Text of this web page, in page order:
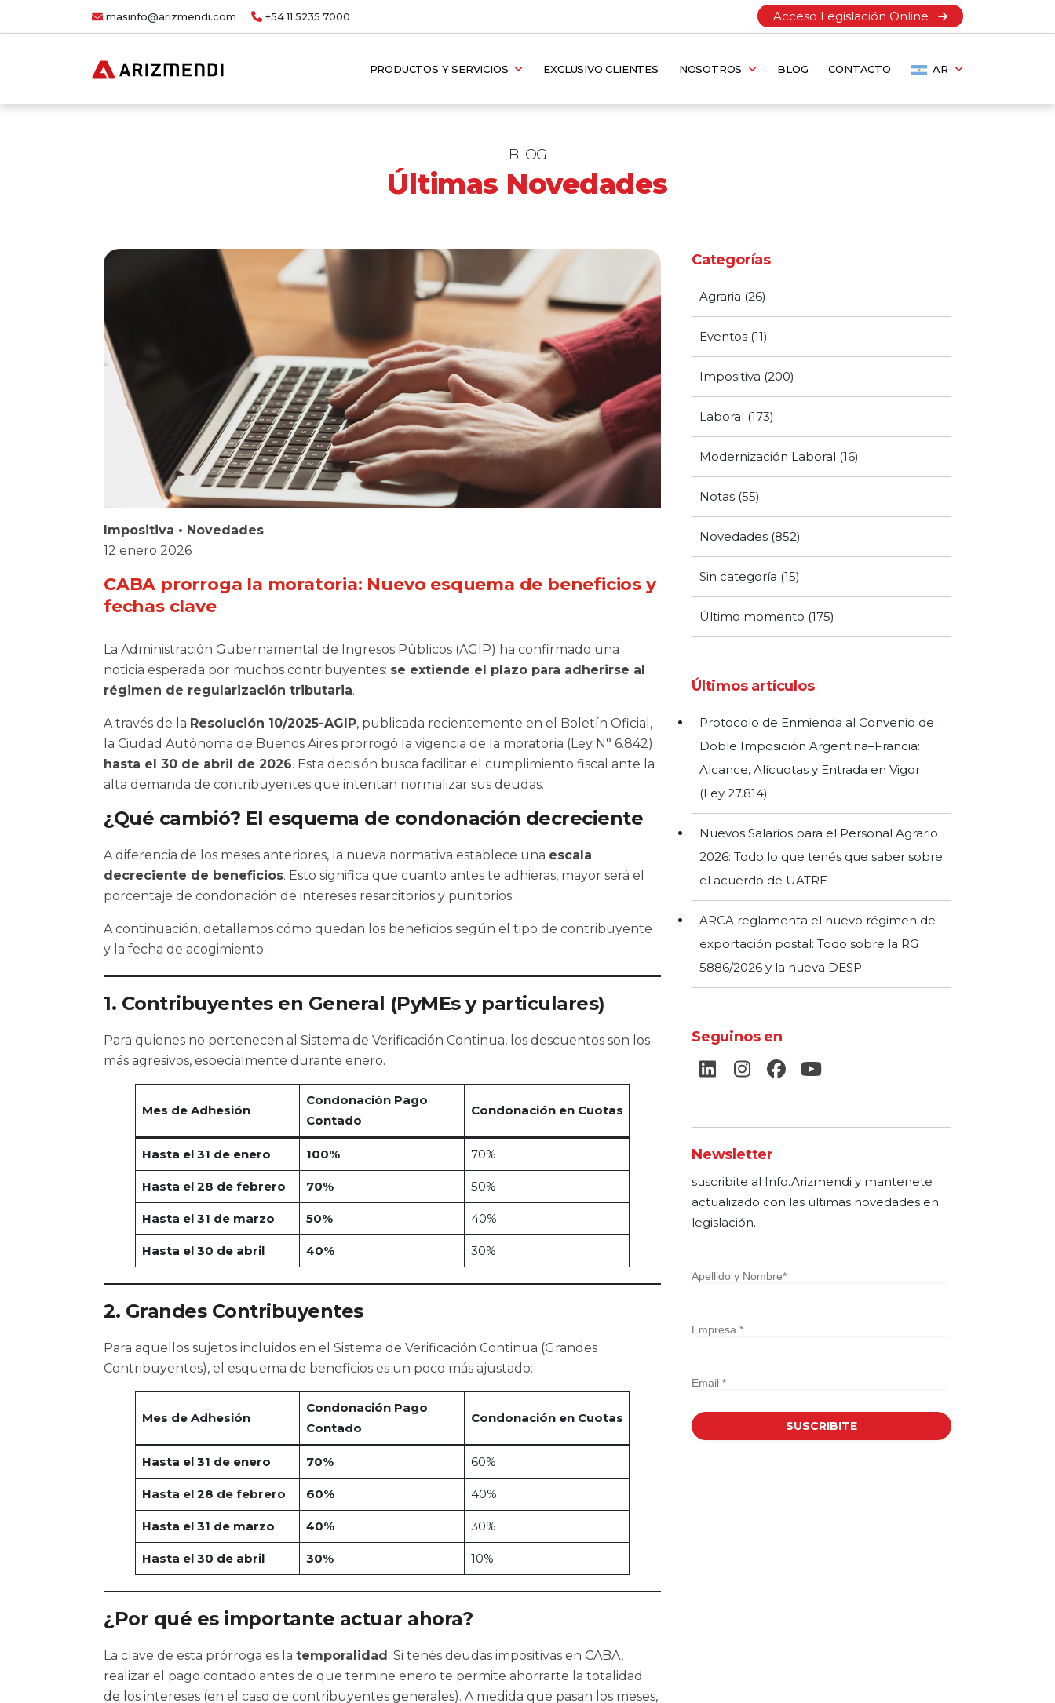
masinfo@arizmendi.com +54 11 5235 7000 Acceso Legislación Online
PRODUCTOS Y SERVICIOS EXCLUSIVO CLIENTES NOSOTROS BLOG CONTACTO AR
BLOG
Últimas Novedades
Impositiva • Novedades
12 enero 2026
CABA prorroga la moratoria: Nuevo esquema de beneficios y
fechas clave
La Administración Gubernamental de Ingresos Públicos (AGIP) ha confirmado una
noticia esperada por muchos contribuyentes: se extiende el plazo para adherirse al
régimen de regularización tributaria.
A través de la Resolución 10/2025-AGIP, publicada recientemente en el Boletín Oficial,
la Ciudad Autónoma de Buenos Aires prorrogó la vigencia de la moratoria (Ley N° 6.842)
hasta el 30 de abril de 2026. Esta decisión busca facilitar el cumplimiento fiscal ante la
alta demanda de contribuyentes que intentan normalizar sus deudas.
¿Qué cambió? El esquema de condonación decreciente
A diferencia de los meses anteriores, la nueva normativa establece una escala
decreciente de beneficios. Esto significa que cuanto antes te adhieras, mayor será el
porcentaje de condonación de intereses resarcitorios y punitorios.
A continuación, detallamos cómo quedan los beneficios según el tipo de contribuyente
y la fecha de acogimiento:
1. Contribuyentes en General (PyMEs y particulares)
Para quienes no pertenecen al Sistema de Verificación Continua, los descuentos son los
más agresivos, especialmente durante enero.
Mes de Adhesión
Condonación Pago
Contado
Condonación en Cuotas
Hasta el 31 de enero 100% 70%
Hasta el 28 de febrero 70% 50%
Hasta el 31 de marzo 50% 40%
Hasta el 30 de abril 40% 30%
2. Grandes Contribuyentes
Para aquellos sujetos incluidos en el Sistema de Verificación Continua (Grandes
Contribuyentes), el esquema de beneficios es un poco más ajustado:
Mes de Adhesión
Condonación Pago
Contado
Condonación en Cuotas
Hasta el 31 de enero 70% 60%
Hasta el 28 de febrero 60% 40%
Hasta el 31 de marzo 40% 30%
Hasta el 30 de abril 30% 10%
¿Por qué es importante actuar ahora?
La clave de esta prórroga es la temporalidad . Si tenés deudas impositivas en CABA,
realizar el pago contado antes de que termine enero te permite ahorrarte la totalidad
de los intereses (en el caso de contribuyentes generales). A medida que pasan los meses,
Categorías
Agraria (26)
Eventos (11)
Impositiva (200)
Laboral (173)
Modernización Laboral (16)
Notas (55)
Novedades (852)
Sin categoría (15)
Último momento (175)
Últimos artículos
Protocolo de Enmienda al Convenio de
Doble Imposición Argentina–Francia:
Alcance, Alícuotas y Entrada en Vigor
(Ley 27.814)
Nuevos Salarios para el Personal Agrario
2026: Todo lo que tenés que saber sobre
el acuerdo de UATRE
ARCA reglamenta el nuevo régimen de
exportación postal: Todo sobre la RG
5886/2026 y la nueva DESP
Seguinos en
Newsletter
suscribite al Info.Arizmendi y mantenete
actualizado con las últimas novedades en
legislación.